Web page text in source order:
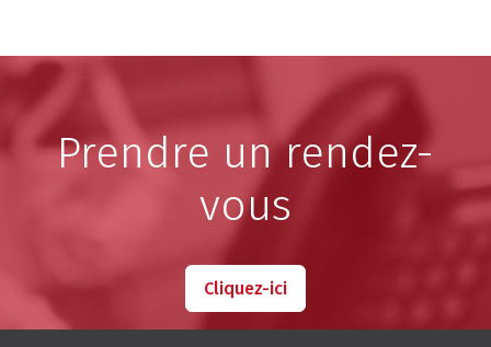
Prendre un rendez-
vous
Cliquez-ici